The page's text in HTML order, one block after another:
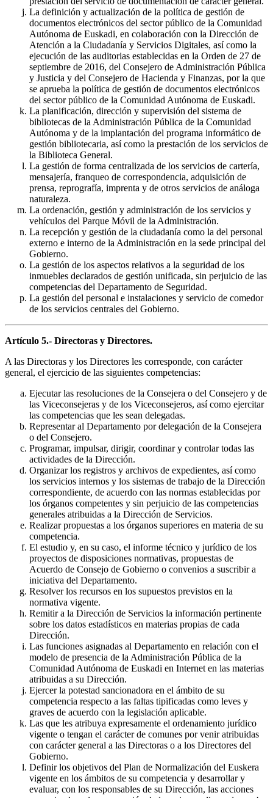
La definición y actualización de la política de gestión de
documentos electrónicos del sector público de la Comunidad
Autónoma de Euskadi, en colaboración con la Dirección de
Atención a la Ciudadanía y Servicios Digitales, así como la
ejecución de las auditorias establecidas en la Orden de 27 de
septiembre de 2016, del Consejero de Administración Pública
y Justicia y del Consejero de Hacienda y Finanzas, por la que
se aprueba la política de gestión de documentos electrónicos
del sector público de la Comunidad Autónoma de Euskadi.
La planificación, dirección y supervisión del sistema de
bibliotecas de la Administración Pública de la Comunidad
Autónoma y de la implantación del programa informático de
gestión bibliotecaria, así como la prestación de los servicios de
la Biblioteca General.
La gestión de forma centralizada de los servicios de cartería,
mensajería, franqueo de correspondencia, adquisición de
prensa, reprografía, imprenta y de otros servicios de análoga
naturaleza.
La ordenación, gestión y administración de los servicios y
vehículos del Parque Móvil de la Administración.
La recepción y gestión de la ciudadanía como la del personal
externo e interno de la Administración en la sede principal del
Gobierno.
La gestión de los aspectos relativos a la seguridad de los
inmuebles declarados de gestión unificada, sin perjuicio de las
competencias del Departamento de Seguridad.
La gestión del personal e instalaciones y servicio de comedor
de los servicios centrales del Gobierno.
Artículo 5.- Directoras y Directores.
A las Directoras y los Directores les corresponde, con carácter
general, el ejercicio de las siguientes competencias:
Ejecutar las resoluciones de la Consejera o del Consejero y de
las Viceconsejeras y de los Viceconsejeros, así como ejercitar
las competencias que les sean delegadas.
Representar al Departamento por delegación de la Consejera
o del Consejero.
Programar, impulsar, dirigir, coordinar y controlar todas las
actividades de la Dirección.
Organizar los registros y archivos de expedientes, así como
los servicios internos y los sistemas de trabajo de la Dirección
correspondiente, de acuerdo con las normas establecidas por
los órganos competentes y sin perjuicio de las competencias
generales atribuidas a la Dirección de Servicios.
Realizar propuestas a los órganos superiores en materia de su
competencia.
El estudio y, en su caso, el informe técnico y jurídico de los
proyectos de disposiciones normativas, propuestas de
Acuerdo de Consejo de Gobierno o convenios a suscribir a
iniciativa del Departamento.
Resolver los recursos en los supuestos previstos en la
normativa vigente.
Remitir a la Dirección de Servicios la información pertinente
sobre los datos estadísticos en materias propias de cada
Dirección.
Las funciones asignadas al Departamento en relación con el
modelo de presencia de la Administración Pública de la
Comunidad Autónoma de Euskadi en Internet en las materias
atribuidas a su Dirección.
Ejercer la potestad sancionadora en el ámbito de su
competencia respecto a las faltas tipificadas como leves y
graves de acuerdo con la legislación aplicable.
Las que les atribuya expresamente el ordenamiento jurídico
vigente o tengan el carácter de comunes por venir atribuidas
con carácter general a las Directoras o a los Directores del
Gobierno.
Definir los objetivos del Plan de Normalización del Euskera
vigente en los ámbitos de su competencia y desarrollar y
evaluar, con los responsables de su Dirección, las acciones